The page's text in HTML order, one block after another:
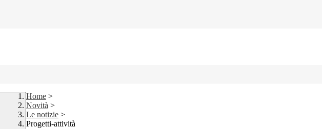
Home >
Novità >
Le notizie >
Progetti-attività